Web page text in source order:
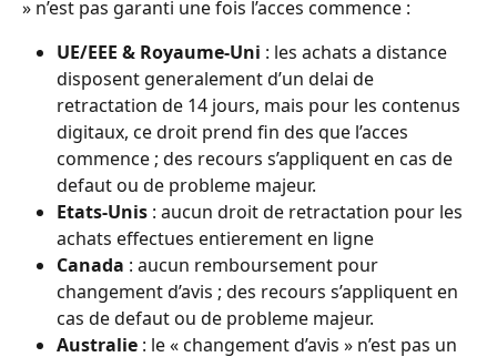
» n’est pas garanti une fois l’acces commence :
UE/EEE & Royaume-Uni : les achats a distance
disposent generalement d’un delai de
retractation de 14 jours, mais pour les contenus
digitaux, ce droit prend fin des que l’acces
commence ; des recours s’appliquent en cas de
defaut ou de probleme majeur.
Etats-Unis : aucun droit de retractation pour les
achats effectues entierement en ligne
Canada : aucun remboursement pour
changement d’avis ; des recours s’appliquent en
cas de defaut ou de probleme majeur.
Australie : le « changement d’avis » n’est pas un